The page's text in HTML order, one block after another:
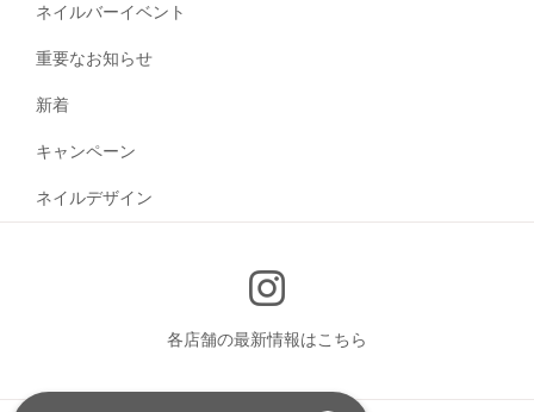
ネイルバーイベント
重要なお知らせ
新着
キャンペーン
ネイルデザイン
各店舗の最新情報はこちら